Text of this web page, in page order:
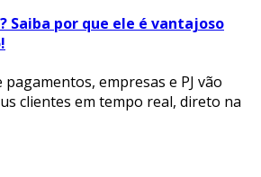
Saiba por que ele é vantajoso
empresas e PJ vão
clientes em tempo real, direto na